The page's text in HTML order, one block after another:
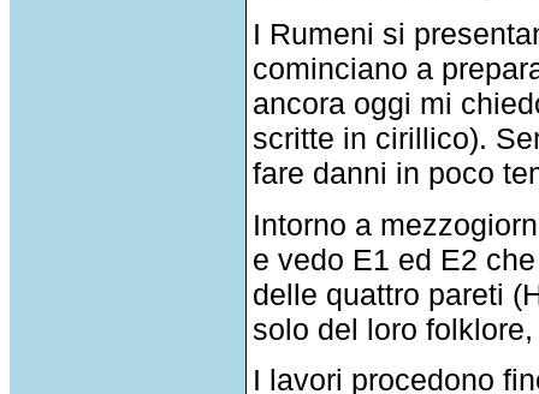
I Rumeni si
cominciano a
ancora oggi mi
scritte in cirillico).
fare danni in poco
Intorno a
e vedo E1 ed E2
delle quattro pareti
solo del loro
I lavori procedono